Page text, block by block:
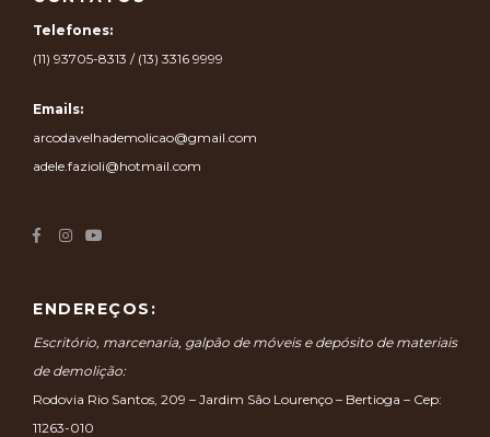
Telefones:
(11) 93705-8313 / (13) 3316 9999
Emails:
arcodavelhademolicao@gmail.com
adele.fazioli@hotmail.com
ENDEREÇOS:
Escritório, marcenaria, galpão de móveis e depósito de materiais
de demolição:
Rodovia Rio Santos, 209 – Jardim São Lourenço – Bertioga – Cep:
11263-010